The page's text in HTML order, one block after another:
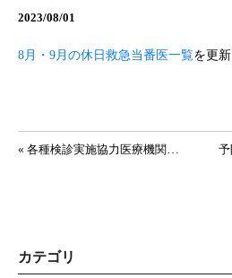
2023/08/01
8月・9月の休日救急当番医一覧を更新
投稿ナビゲーション
カテゴリ